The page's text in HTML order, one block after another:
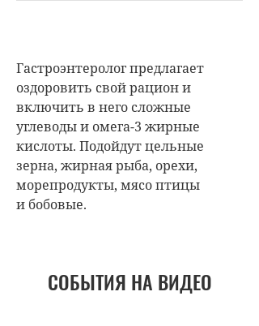
Гастроэнтеролог предлагает
оздоровить свой рацион и
включить в него сложные
углеводы и омега-3 жирные
кислоты. Подойдут цельные
зерна, жирная рыба, орехи,
морепродукты, мясо птицы
и бобовые.
СОБЫТИЯ НА ВИДЕО